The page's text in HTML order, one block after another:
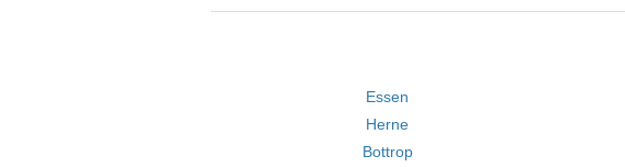
Essen
Herne
Bottrop